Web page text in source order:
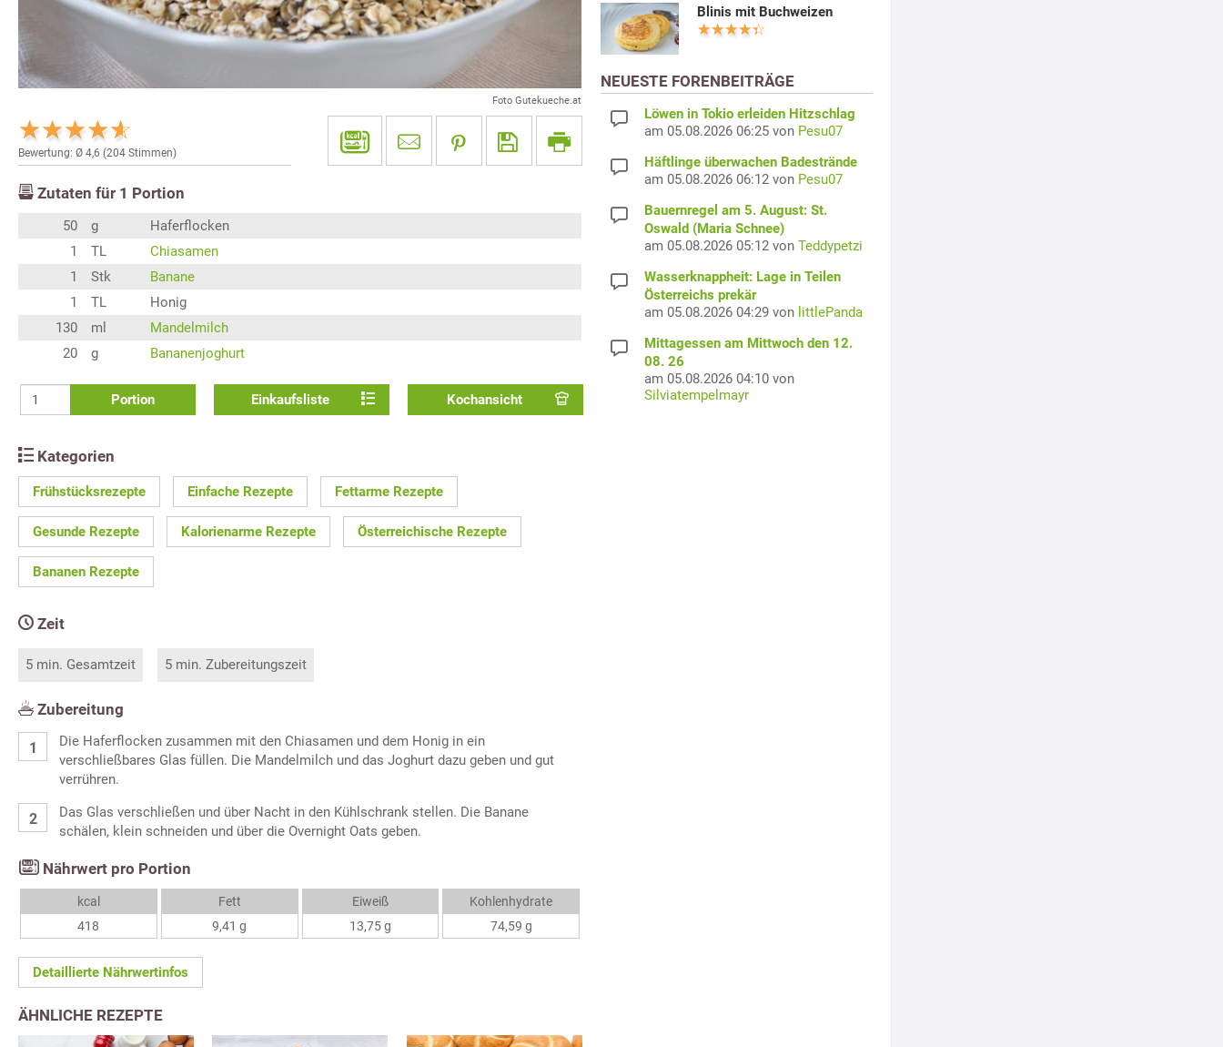
Foto Gutekueche.at
Bewertung: Ø 4,6 (204 Stimmen)
Zutaten für 1 Portion
50 g
Haferflocken
1
TL
Chiasamen
1
Stk
Banane
1
TL
Honig
130
ml
Mandelmilch
20
g Bananenjoghurt
Portion Einkaufsliste Kochansicht
Kategorien
Frühstücksrezepte Einfache Rezepte Fettarme Rezepte
Gesunde Rezepte Kalorienarme Rezepte Österreichische Rezepte
Bananen Rezepte
Zeit
5 min. Gesamtzeit 5 min. Zubereitungszeit
Zubereitung
Die Haferflocken zusammen mit den Chiasamen und dem Honig in ein
verschließbares Glas füllen. Die Mandelmilch und das Joghurt dazu geben und gut
verrühren.
Das Glas verschließen und über Nacht in den Kühlschrank stellen. Die Banane
schälen, klein schneiden und über die Overnight Oats geben.
Nährwert pro Portion
kcal
418
Fett
9,41 g
Eiweiß
13,75 g
Kohlenhydrate
74,59 g
Detaillierte Nährwertinfos
ÄHNLICHE REZEPTE
Blinis mit Buchweizen
NEUESTE FORENBEITRÄGE
Löwen in Tokio erleiden Hitzschlag
am 05.08.2026 06:25 von Pesu07
Häftlinge überwachen Badestrände
am 05.08.2026 06:12 von Pesu07
Bauernregel am 5. August: St.
Oswald (Maria Schnee)
am 05.08.2026 05:12 von Teddypetzi
Wasserknappheit: Lage in Teilen
Österreichs prekär
am 05.08.2026 04:29 von littlePanda
Mittagessen am Mittwoch den 12.
08. 26
am 05.08.2026 04:10 von
Silviatempelmayr